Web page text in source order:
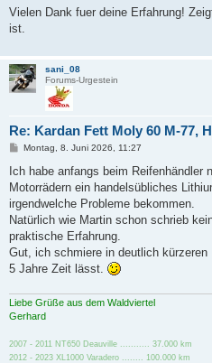
Vielen Dank fuer deine Erfahrung!
ist.
sani_08
Forums-Urgestein
Re: Kardan Fett Moly 60 M-77,
B
i
r
a
g
Montag, 8. Juni 2026, 11:27
Ich habe anfangs beim Reifenhändler
Motorrädern ein handelsübliches
irgendwelche Probleme bekommen.
Natürlich wie Martin schon schrieb
praktische Erfahrung.
Gut, ich schmiere in deutlich
5 Jahre Zeit lässt.
Liebe Grüße aus dem Waldviertel
Gerhard
2007 - 2011 NT650 Deauville ........... 37.000 km
2012 - 2023 XL1000 Varadero ........ 100.000 km